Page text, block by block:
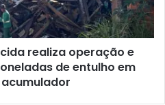
realiza operação e
de entulho em